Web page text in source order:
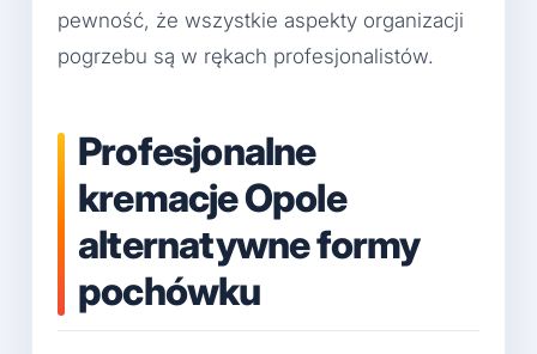
pewność, że wszystkie aspekty organizacji
pogrzebu są w rękach profesjonalistów.
Profesjonalne
kremacje Opole
alternatywne formy
pochówku